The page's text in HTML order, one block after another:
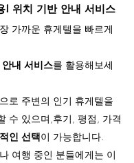
! 위치 기반 안내 서비스
가까운 휴게텔을 빠르게
내 서비스를 활용해보세
로 주변의 인기 휴게텔을
수 있으며,후기, 평점, 가격
인 선택이 가능합니다.
여행 중인 분들에게는 이